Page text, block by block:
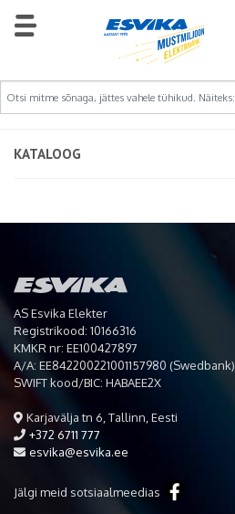
KATALOOG
AS Esvika Elekter
Registrikood: 10166316
KMKR nr: EE100427897
A/A: EE842200221001157980 (Swedbank)
SWIFT kood/BIC: HABAEE2X
Karjavälja tn 6, Tallinn, Eesti
+372 6711 777
esvika@esvika.ee
Jälgi meid sotsiaalmeedias